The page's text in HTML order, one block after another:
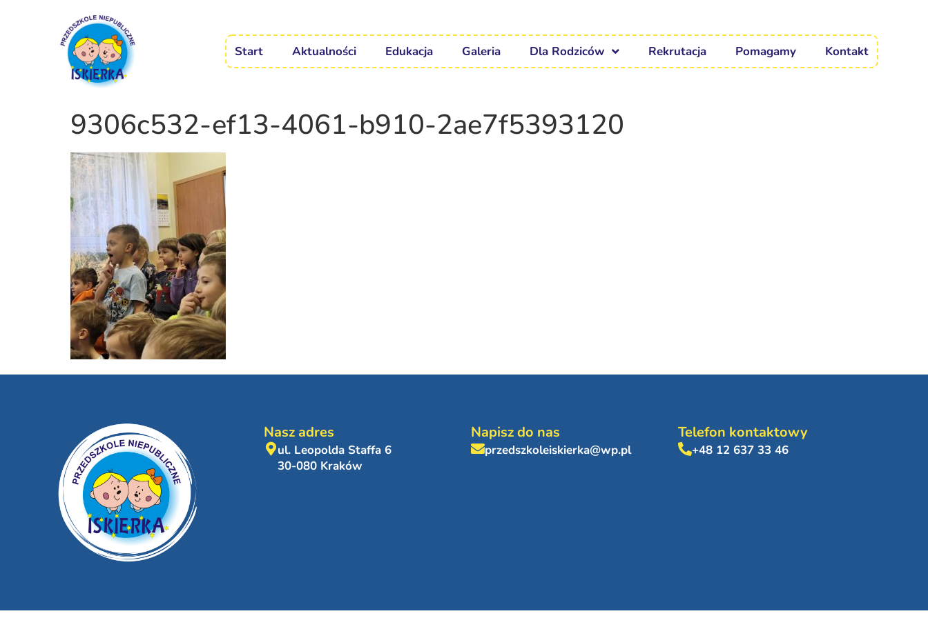
Start Aktualności Edukacja Galeria Dla Rodziców Rekrutacja Pomagamy Kontakt
9306c532-ef13-4061-b910-2ae7f5393120
Nasz adres
ul. Leopolda Staffa 6
30-080 Kraków
Napisz do nas
przedszkoleiskierka@wp.pl
Telefon kontaktowy
+48 12 637 33 46